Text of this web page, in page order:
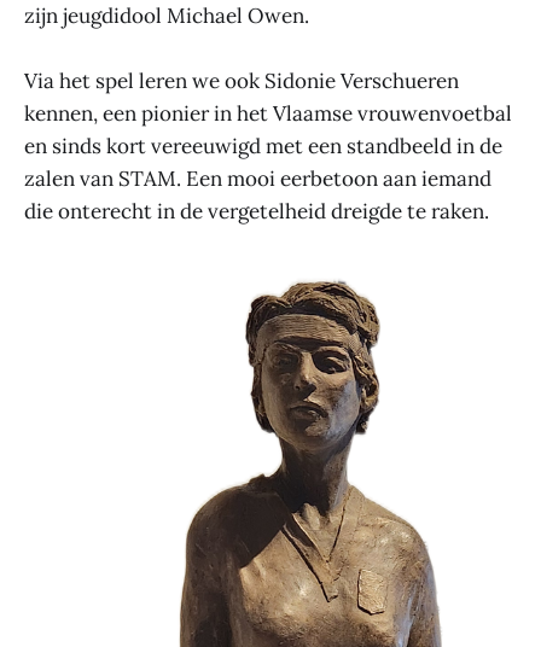
zijn jeugdidool Michael Owen.
Via het spel leren we ook Sidonie Verschueren
kennen, een pionier in het Vlaamse vrouwenvoetbal
en sinds kort vereeuwigd met een standbeeld in de
zalen van STAM. Een mooi eerbetoon aan iemand
die onterecht in de vergetelheid dreigde te raken.